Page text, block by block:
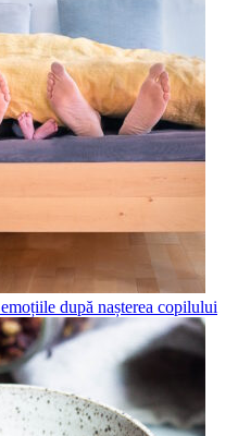
după nașterea copilului